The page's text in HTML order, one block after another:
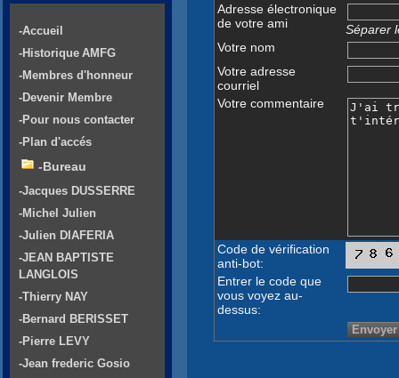
Adresse électronique
de votre ami
Séparer
Votre nom
Votre adresse
courriel
Votre commentaire
Code de vérification
anti-bot:
Entrer le code que
vous voyez au-
dessus:
-Accueil
-Historique AMFG
-Membres d'honneur
-Devenir Membre
-Pour nous contacter
-Plan d'accés
-Bureau
-Jacques DUSSERRE
-Michel Julien
-Julien DIAFERIA
-JEAN BAPTISTE
LANGLOIS
-Thierry NAY
-Bernard BERISSET
-Pierre LEVY
-Jean frederic Gosio